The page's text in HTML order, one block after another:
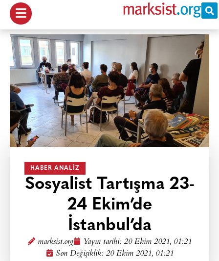
HABER ANALIZ
Sosyalist Tartışma 23-
24 Ekim’de
İstanbul’da
marksist.org Yayın tarihi: 20 Ekim 2021, 01:21
Son Değişiklik: 20 Ekim 2021, 01:21